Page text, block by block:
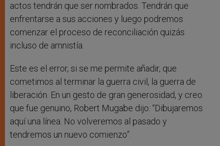
actos tendrán que ser nombrados. Tendrán que
enfrentarse a sus acciones y luego podremos
comenzar el proceso de reconciliación quizás
incluso de amnistía.
Este es el error, si se me permite añadir, que
cometimos al terminar la guerra civil, la guerra de
liberación. En un gesto de gran generosidad, y creo
que fue genuino, Robert Mugabe dijo: “Dibujaremos
aquí una línea. No volveremos al pasado y
tendremos un nuevo comienzo”.